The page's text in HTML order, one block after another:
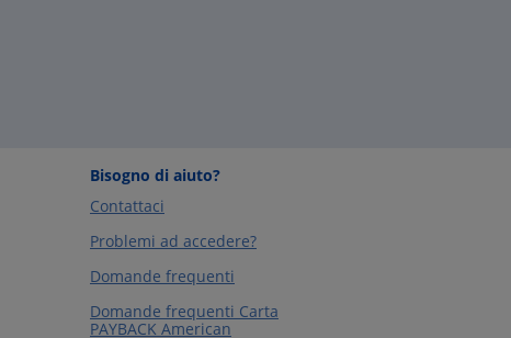
Bisogno di aiuto?
Contattaci
Problemi ad accedere?
Domande frequenti
Domande frequenti Carta
PAYBACK American